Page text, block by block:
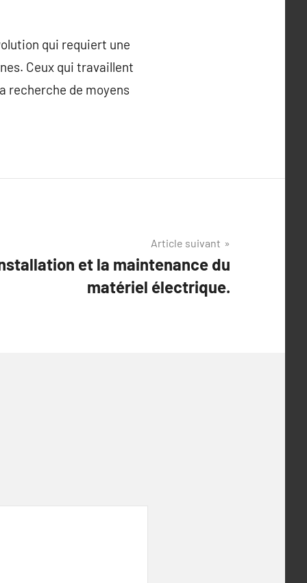
qui requiert une
Ceux qui travaillent
recherche de moyens
Article suivant
et la maintenance du
matériel électrique.